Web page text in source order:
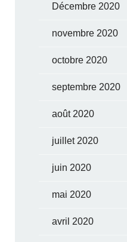
Décembre 2020
novembre 2020
octobre 2020
septembre 2020
août 2020
juillet 2020
juin 2020
mai 2020
avril 2020